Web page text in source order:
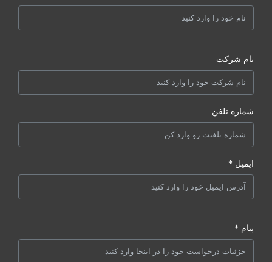
نام شرکت
شماره تلفن
ایمیل *
پیام *